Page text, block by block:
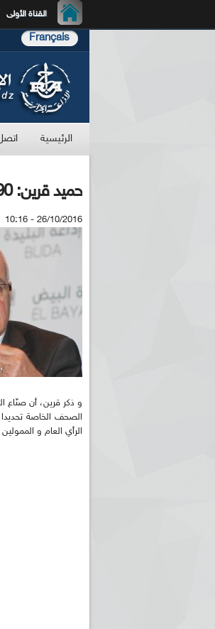
القناة الأولى
Français
الرئيسية
حميد قرين: 90 بالمائة من النّصوص المؤطرة للإعلام الرّقمي جاهزة
26/10/2016 - 10:16
و ذكر قرين، أن صنّاع
الصحف الخاصة
الرأي العام و